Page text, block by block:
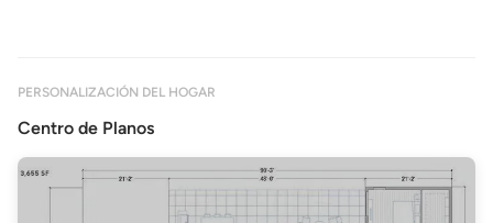
PERSONALIZACIÓN DEL HOGAR
Centro de Planos